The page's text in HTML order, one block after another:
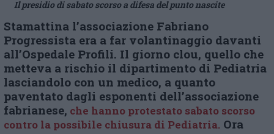
Il presidio di sabato scorso a difesa del punto nascite
Stamattina l’associazione Fabriano
Progressista era a far volantinaggio davanti
all’Ospedale Profili. Il giorno clou, quello che
metteva a rischio il dipartimento di Pediatria
lasciandolo con un medico, a quanto
paventato dagli esponenti dell’associazione
fabrianese, che hanno protestato sabato scorso
contro la possibile chiusura di Pediatria. Ora